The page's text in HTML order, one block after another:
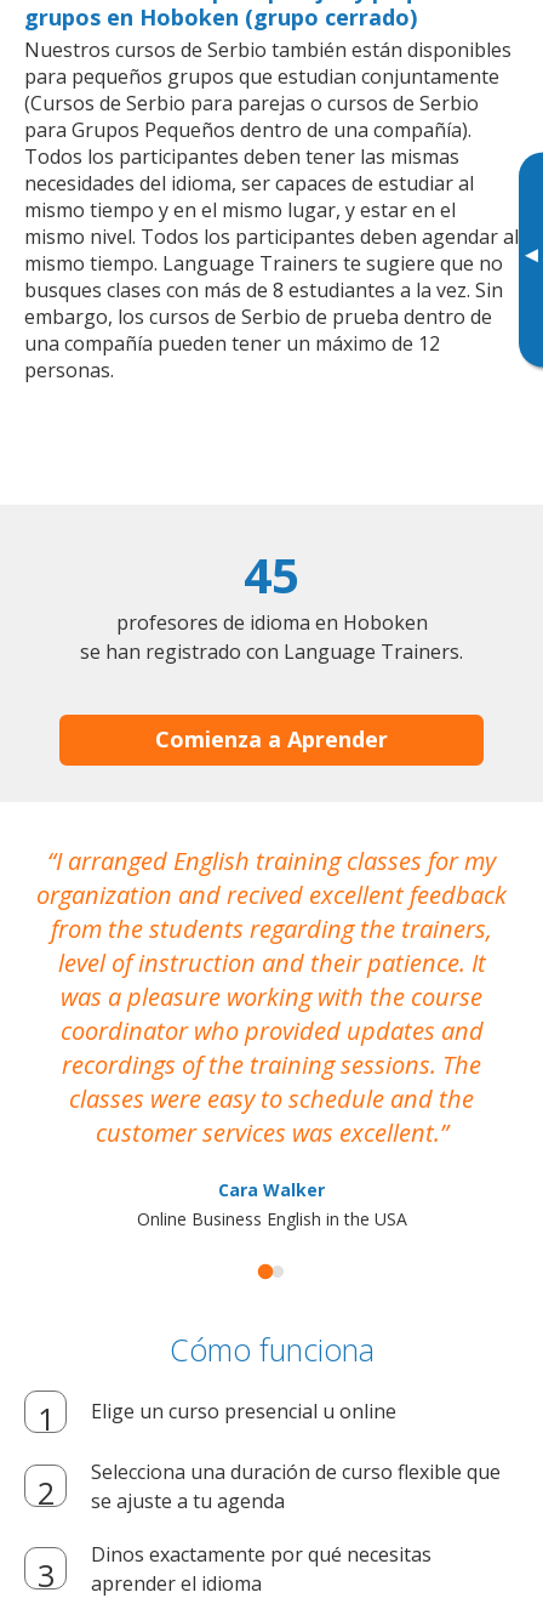
▸
grupos en Hoboken (grupo cerrado)
Nuestros cursos de Serbio también están disponibles
para pequeños grupos que estudian conjuntamente
(Cursos de Serbio para parejas o cursos de Serbio
para Grupos Pequeños dentro de una compañía).
Todos los participantes deben tener las mismas
necesidades del idioma, ser capaces de estudiar al
mismo tiempo y en el mismo lugar, y estar en el
mismo nivel. Todos los participantes deben agendar al
mismo tiempo. Language Trainers te sugiere que no
busques clases con más de 8 estudiantes a la vez. Sin
embargo, los cursos de Serbio de prueba dentro de
una compañía pueden tener un máximo de 12
personas.
45
profesores de idioma en Hoboken
se han registrado con Language Trainers.
Comienza a Aprender
I arranged English training classes for my
organization and recived excellent feedback
from the students regarding the trainers,
level of instruction and their patience. It
was a pleasure working with the course
coordinator who provided updates and
recordings of the training sessions. The
classes were easy to schedule and the
customer services was excellent.
Cara Walker
Online Business English in the USA
Cómo funciona
Elige un curso presencial u online
Selecciona una duración de curso flexible que
se ajuste a tu agenda
Dinos exactamente por qué necesitas
aprender el idioma